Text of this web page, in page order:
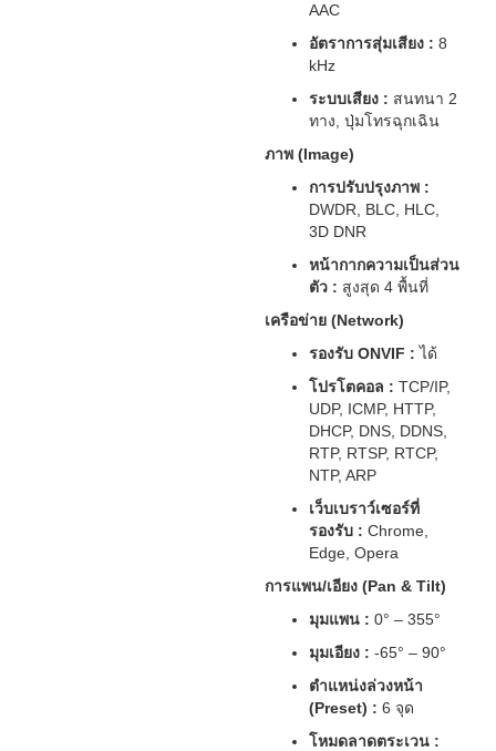
AAC
อัตราการสุ่มเสียง : 8
kHz
ระบบเสียง : สนทนา 2
ทาง, ปุ่มโทรฉุกเฉิน
ภาพ (Image)
การปรับปรุงภาพ :
DWDR, BLC, HLC,
3D DNR
หน้ากากความเป็นส่วน
ตัว : สูงสุด 4 พื้นที่
เครือข่าย (Network)
รองรับ ONVIF :ได้
โปรโตคอล : TCP/IP,
UDP, ICMP, HTTP,
DHCP, DNS, DDNS,
RTP, RTSP, RTCP,
NTP, ARP
เว็บเบราว์เซอร์ที่
รองรับ : Chrome,
Edge, Opera
การแพน/เอียง (Pan & Tilt)
มุมแพน : 0° – 355°
มุมเอียง : -65° – 90°
ตำแหน่งล่วงหน้า
(Preset) : 6 จุด
โหมดลาดตระเวน :